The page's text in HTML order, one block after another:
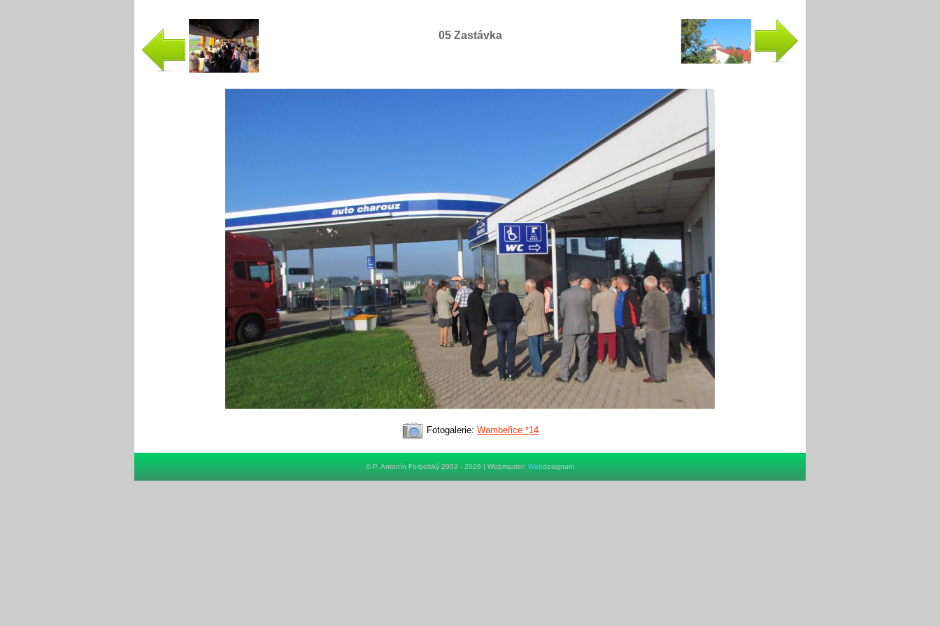
05 Zastávka
Fotogalerie: Wambeřice *14
© P. Antonín Forbelský 2003 - 2026 | Webmaster: Webdesignum